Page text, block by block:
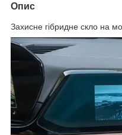
Опис
Захисне гібридне скло на